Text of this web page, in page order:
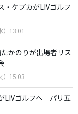
・ケプカがLIVゴルフ
13:01
かのりが出場者リス
）15:03
LIVゴルフへ パリ五